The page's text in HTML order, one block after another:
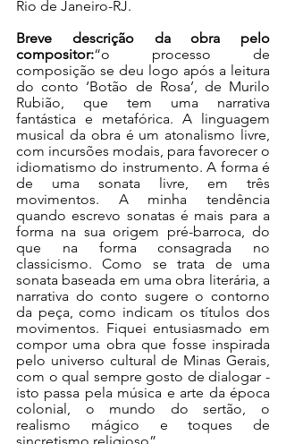
Rio de Janeiro-RJ.
Breve descrição da obra pelo
compositor:“o processo de
composição se deu logo após a leitura
do conto ‘Botão de Rosa’, de Murilo
Rubião, que tem uma narrativa
fantástica e metafórica. A linguagem
musical da obra é um atonalismo livre,
com incursões modais, para favorecer o
idiomatismo do instrumento. A forma é
de uma sonata livre, em três
movimentos. A minha tendência
quando escrevo sonatas é mais para a
forma na sua origem pré-barroca, do
que na forma consagrada no
classicismo. Como se trata de uma
sonata baseada em uma obra literária, a
narrativa do conto sugere o contorno
da peça, como indicam os títulos dos
movimentos. Fiquei entusiasmado em
compor uma obra que fosse inspirada
pelo universo cultural de Minas Gerais,
com o qual sempre gosto de dialogar -
isto passa pela música e arte da época
colonial, o mundo do sertão, o
realismo mágico e toques de